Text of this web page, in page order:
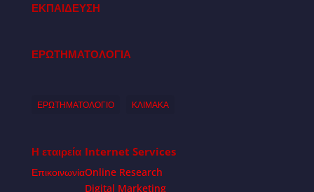
ΕΚΠΑΙΔΕΥΣΗ
ΕΡΩΤΗΜΑΤΟΛΟΓΙΑ
ΕΡΩΤΗΜΑΤΟΛΟΓΙΟ ΚΛΙΜΑΚΑ
Η εταιρεία
Επικοινωνία
Internet Services
Online Research
Digital Marketing